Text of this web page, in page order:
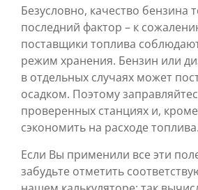
Безусловно, качество бензина
последний фактор – к
поставщики топлива
режим хранения. Бензин или
в отдельных случаях может
осадком. Поэтому
проверенных станциях и,
сэкономить на расходе топлива.
Если Вы применили все эти
забудьте отметить